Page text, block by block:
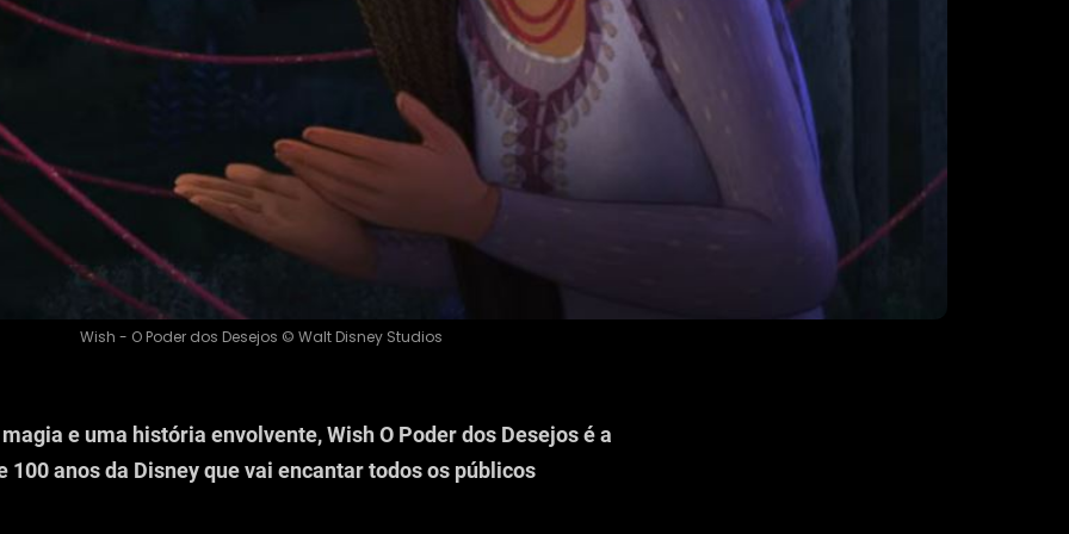
Wish - O Poder dos Desejos © Walt Disney Studios
e uma história envolvente, Wish O Poder dos Desejos é a
100 anos da Disney que vai encantar todos os públicos